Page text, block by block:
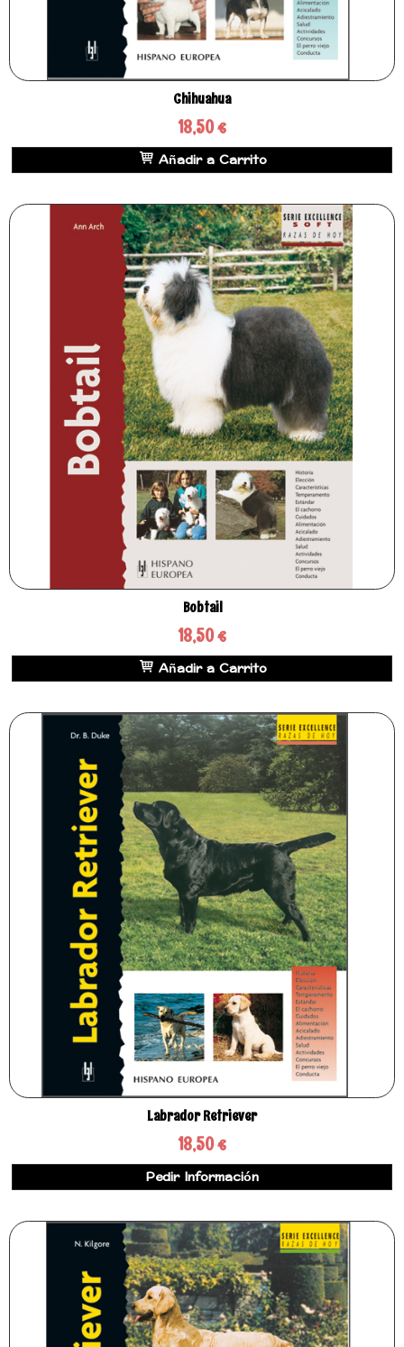
Chihuahua
18,50 €
Añadir a Carrito
Bobtail
18,50 €
Añadir a Carrito
Labrador Retriever
18,50 €
Pedir Información